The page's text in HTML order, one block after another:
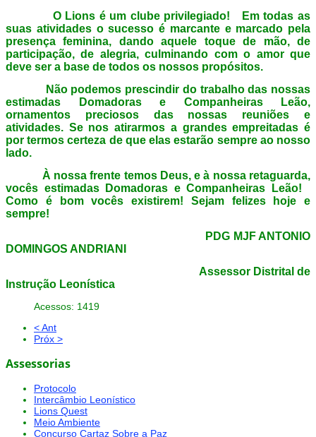
O Lions é um clube privilegiado! Em todas as
suas atividades o sucesso é marcante e marcado pela
presença feminina, dando aquele toque de mão, de
participação, de alegria, culminando com o amor que
deve ser a base de todos os nossos propósitos.
Não podemos prescindir do trabalho das nossas
estimadas Domadoras e Companheiras Leão,
ornamentos preciosos das nossas reuniões e
atividades. Se nos atirarmos a grandes empreitadas é
por termos certeza de que elas estarão sempre ao nosso
lado.
À nossa frente temos Deus, e à nossa retaguarda,
vocês estimadas Domadoras e Companheiras Leão!
Como é bom vocês existirem! Sejam felizes hoje e
sempre!
PDG MJF ANTONIO
DOMINGOS ANDRIANI
Assessor Distrital de
Instrução Leonística
Acessos: 1419
< Ant
Próx >
Assessorias
Protocolo
Intercâmbio Leonístico
Lions Quest
Meio Ambiente
Concurso Cartaz Sobre a Paz